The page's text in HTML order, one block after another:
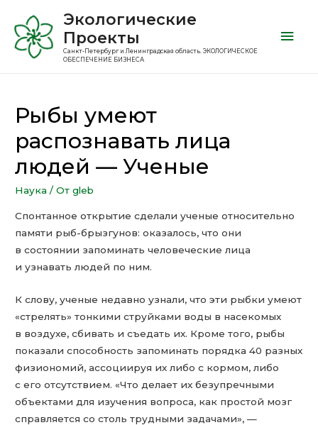
Экологические
Проекты
Санкт-Петербург и Ленинградская область. ЭКОЛОГИЧЕСКОЕ
ОБЕСПЕЧЕНИЕ БИЗНЕСА
Рыбы умеют
распознавать лица
людей — Ученые
Наука / От gleb
Спонтанное открытие сделали ученые относительно
памяти рыб-брызгунов: оказалось, что они
в состоянии запоминать человеческие лица
и узнавать людей по ним.
К слову, ученые недавно узнали, что эти рыбки умеют
«стрелять» тонкими струйками воды в насекомых
в воздухе, сбивать и съедать их. Кроме того, рыбы
показали способность запоминать порядка 40 разных
физиономий, ассоциируя их либо с кормом, либо
с его отсутствием. «Что делает их безупречными
объектами для изучения вопроса, как простой мозг
справляется со столь трудными задачами», —